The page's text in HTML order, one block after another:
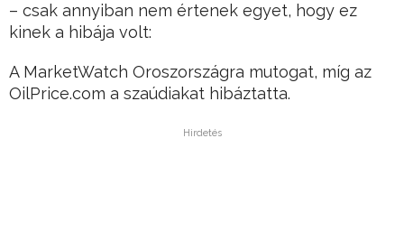
– csak annyiban nem értenek egyet, hogy ez
kinek a hibája volt:
A MarketWatch Oroszországra mutogat, míg az
OilPrice.com a szaúdiakat hibáztatta.
Hirdetés